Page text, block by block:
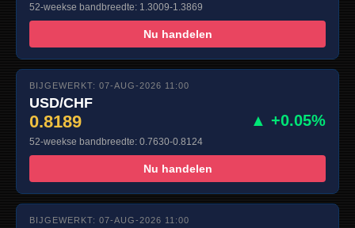
52-weekse bandbreedte: 1.3009-1.3869
Nu handelen
BIJGEWERKT: 07-AUG-2026 11:00
USD/CHF
0.8189 ▲ +0.05%
52-weekse bandbreedte: 0.7630-0.8124
Nu handelen
BIJGEWERKT: 07-AUG-2026 11:00